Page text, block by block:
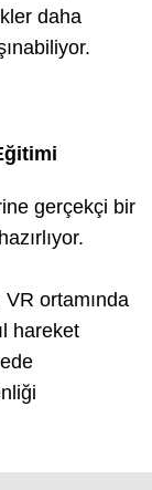
daha
gerçekçi bir
ortamında
hareket